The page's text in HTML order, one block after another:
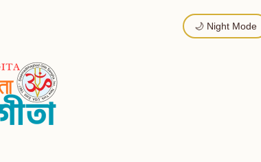
🌙 Night Mode